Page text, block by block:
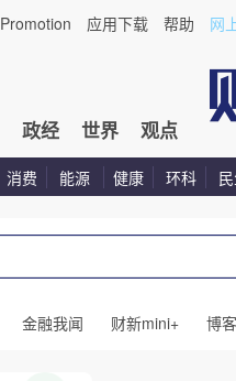
Promotion 应用下载 帮助 网
政经 世界 观点
消费 能源 健康 环科
金融我闻 财新mini+ 博客